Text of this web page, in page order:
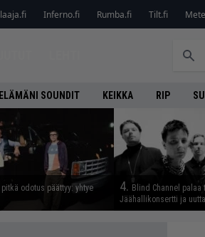
Inferno.fi Rumba.fi Tilt.fi
ELÄMÄNI SOUNDIT KEIKKA RIP
odotus päättyy: yhtye
4. Blind Channel palaa
Jäähallikonsertti ja